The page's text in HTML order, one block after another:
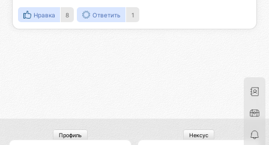
Нравка 8 Ответить 1
Профиль Нексус